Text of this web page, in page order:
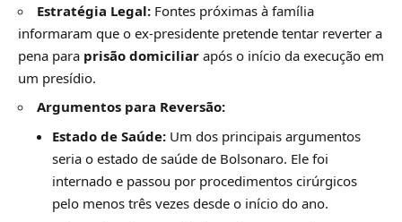
Estratégia Legal: Fontes próximas à família
informaram que o ex-presidente pretende tentar reverter a
pena para prisão domiciliar após o início da execução em
um presídio.
Argumentos para Reversão:
Estado de Saúde:Um dos principais argumentos
seria o estado de saúde de Bolsonaro. Ele foi
internado e passou por procedimentos cirúrgicos
pelo menos três vezes desde o início do ano.